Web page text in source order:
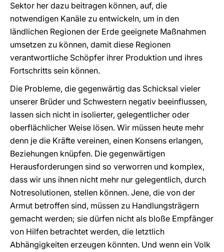
Sektor her dazu beitragen können, auf, die
notwendigen Kanäle zu entwickeln, um in den
ländlichen Regionen der Erde geeignete Maßnahmen
umsetzen zu können, damit diese Regionen
verantwortliche Schöpfer ihrer Produktion und ihres
Fortschritts sein können.
Die Probleme, die gegenwärtig das Schicksal vieler
unserer Brüder und Schwestern negativ beeinflussen,
lassen sich nicht in isolierter, gelegentlicher oder
oberflächlicher Weise lösen. Wir müssen heute mehr
denn je die Kräfte vereinen, einen Konsens erlangen,
Beziehungen knüpfen. Die gegenwärtigen
Herausforderungen sind so verworren und komplex,
dass wir uns ihnen nicht mehr nur gelegentlich, durch
Notresolutionen, stellen können. Jene, die von der
Armut betroffen sind, müssen zu Handlungsträgern
gemacht werden; sie dürfen nicht als bloße Empfänger
von Hilfen betrachtet werden, die letztlich
Abhängigkeiten erzeugen könnten. Und wenn ein Volk